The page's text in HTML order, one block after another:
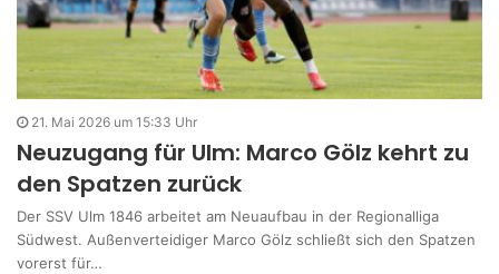
21. Mai 2026 um 15:33 Uhr
Neuzugang für Ulm: Marco Gölz kehrt zu
den Spatzen zurück
Der SSV Ulm 1846 arbeitet am Neuaufbau in der Regionalliga
Südwest. Außenverteidiger Marco Gölz schließt sich den Spatzen
vorerst für…